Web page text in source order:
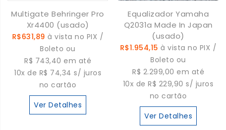
Multigate Behringer Pro
Xr4400 (usado)
R$631,89 à vista no PIX /
Boleto ou
R$ 743,40 em até
10x de R$ 74,34 s/ juros
no cartão
Ver Detalhes
Equalizador Yamaha
Q2031a Made In Japan
(usado)
R$1.954,15 à vista no PIX /
Boleto ou
R$ 2.299,00 em até
10x de R$ 229,90 s/ juros
no cartão
Ver Detalhes